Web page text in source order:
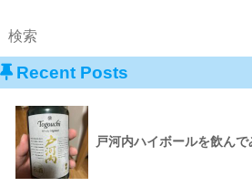
Recent Posts
戸河内ハイボールを飲ん